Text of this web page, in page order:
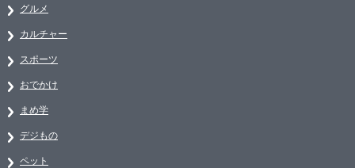
グルメ
カルチャー
スポーツ
おでかけ
まめ学
デジもの
ペット